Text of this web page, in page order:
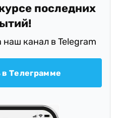
последних
канал в Telegram
Телеграмме